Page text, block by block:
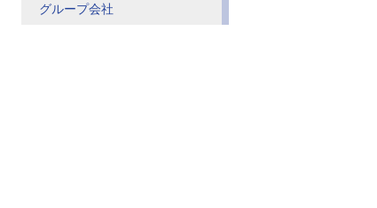
グループ会社